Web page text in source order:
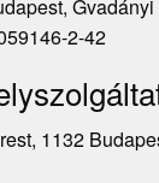
2-42
1132